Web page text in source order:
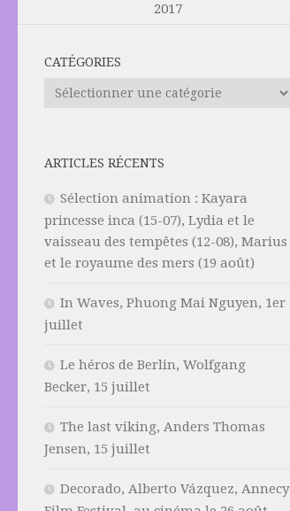
2017
CATÉGORIES
Catégories
ARTICLES RÉCENTS
Sélection animation : Kayara
princesse inca (15-07), Lydia et le
vaisseau des tempêtes (12-08), Marius
et le royaume des mers (19 août)
In Waves, Phuong Mai Nguyen, 1er
juillet
Le héros de Berlin, Wolfgang
Becker, 15 juillet
The last viking, Anders Thomas
Jensen, 15 juillet
Decorado, Alberto Vázquez, Annecy